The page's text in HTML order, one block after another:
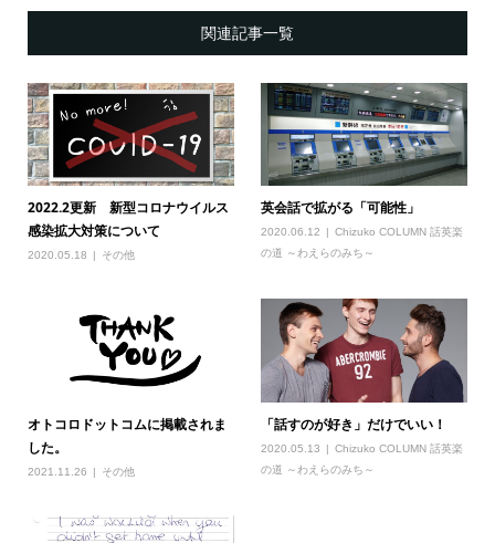
関連記事一覧
2022.2更新 新型コロナウイルス
感染拡大対策について
2020.05.18 その他
英会話で拡がる「可能性」
2020.06.12
Chizuko COLUMN 話英楽
の道 ～わえらのみち～
オトコロドットコムに掲載されま
した。
2021.11.26 その他
「話すのが好き」だけでいい！
2020.05.13
Chizuko COLUMN 話英楽
の道 ～わえらのみち～